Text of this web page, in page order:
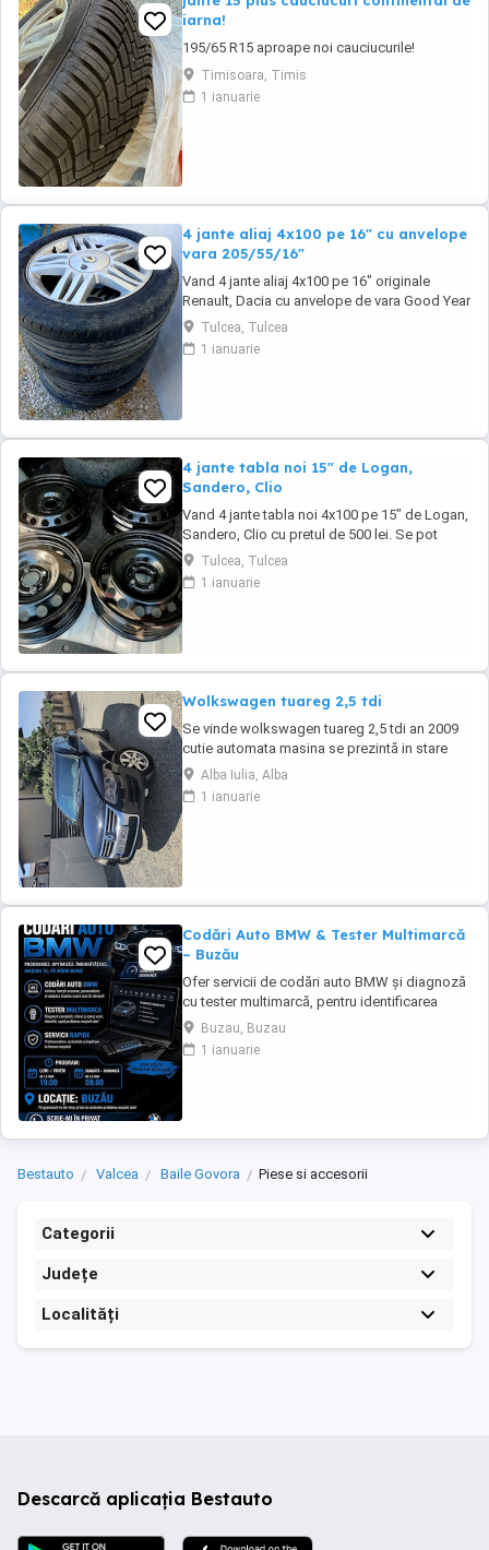
iarna!
195/65 R15 aproape noi cauciucurile!
Timisoara, Timis
1 ianuarie
4 jante aliaj 4x100 pe 16" cu anvelope
vara 205/55/16"
Vand 4 jante aliaj 4x100 pe 16" originale
Renault, Dacia cu anvelope de vara Good Year
205/55/16" cu pretul de 1000 lei. Se pot
achizitiona doar din Tulcea, NU se pot trimite
prin curier.
Tulcea, Tulcea
1 ianuarie
4 jante tabla noi 15" de Logan,
Sandero, Clio
Vand 4 jante tabla noi 4x100 pe 15" de Logan,
Sandero, Clio cu pretul de 500 lei. Se pot
achizitiona doar din Tulcea, NU se trimit prin
curier.
Tulcea, Tulcea
1 ianuarie
Wolkswagen tuareg 2,5 tdi
Se vinde wolkswagen tuareg 2,5 tdi an 2009
cutie automata masina se prezintă in stare
buna de funcționare. NU O DAU LA SCHIMB
Alba Iulia, Alba
1 ianuarie
Codări Auto BMW & Tester Multimarcă
– Buzău
Ofer servicii de codări auto BMW și diagnoză
cu tester multimarcă, pentru identificarea
rapidă a problemelor și activarea diferitelor
funcții disponibile pe mașină. Servicii oferite:
Codări BMW (activare/dezactivare funcții)
Buzau, Buzau
1 ianuarie
Bestauto Valcea Baile Govora Piese si accesorii
Categorii
Județe
Localități
Descarcă aplicația Bestauto